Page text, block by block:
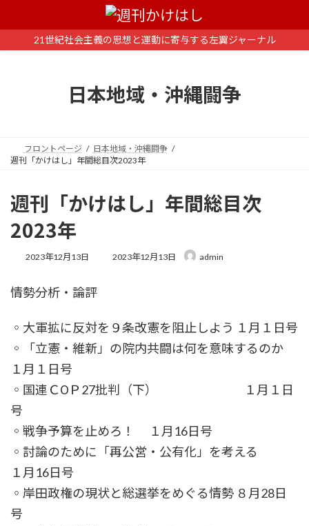
ン
ー
21世紀社会主義の思想と運動に寄与する左翼ジャーナル
日本地域・沖縄闘争
フロントページ
日本地域・沖縄闘争
週刊「かけはし」年間総目次2023年
週刊「かけはし」年間総目次
2023年
2023年12月13日
最
:
2023年12月13日 admin
情勢分析・論評
◦大軍拡に反対を９条改憲を阻止しよう １月１日号
◦「立憲・維新」の院内共闘は何を意味するのか
１月１日号
◦国連ＣОＰ27批判（下） １月１日
号
◦戦争予算を止めろ！ １月16日号
◦討論のために「再公営・公有化」を考える
１月16日号
◦岸田政権の現状と総選挙をめぐる情勢 ８月28日
号